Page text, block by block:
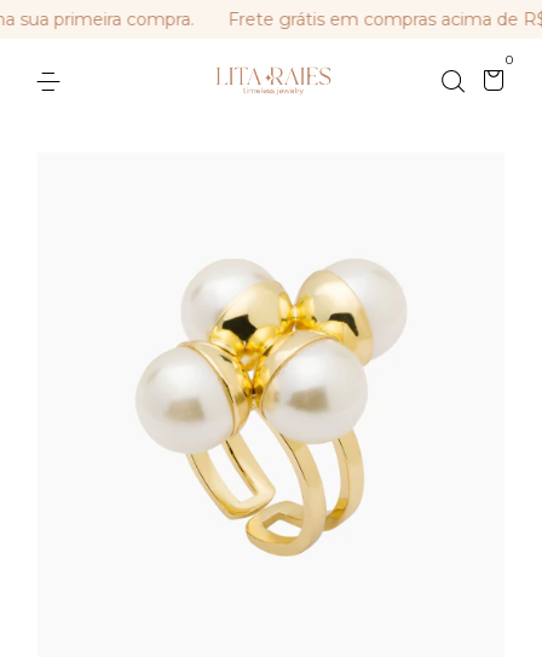
primeira compra. Frete grátis em compras acima de R$
0